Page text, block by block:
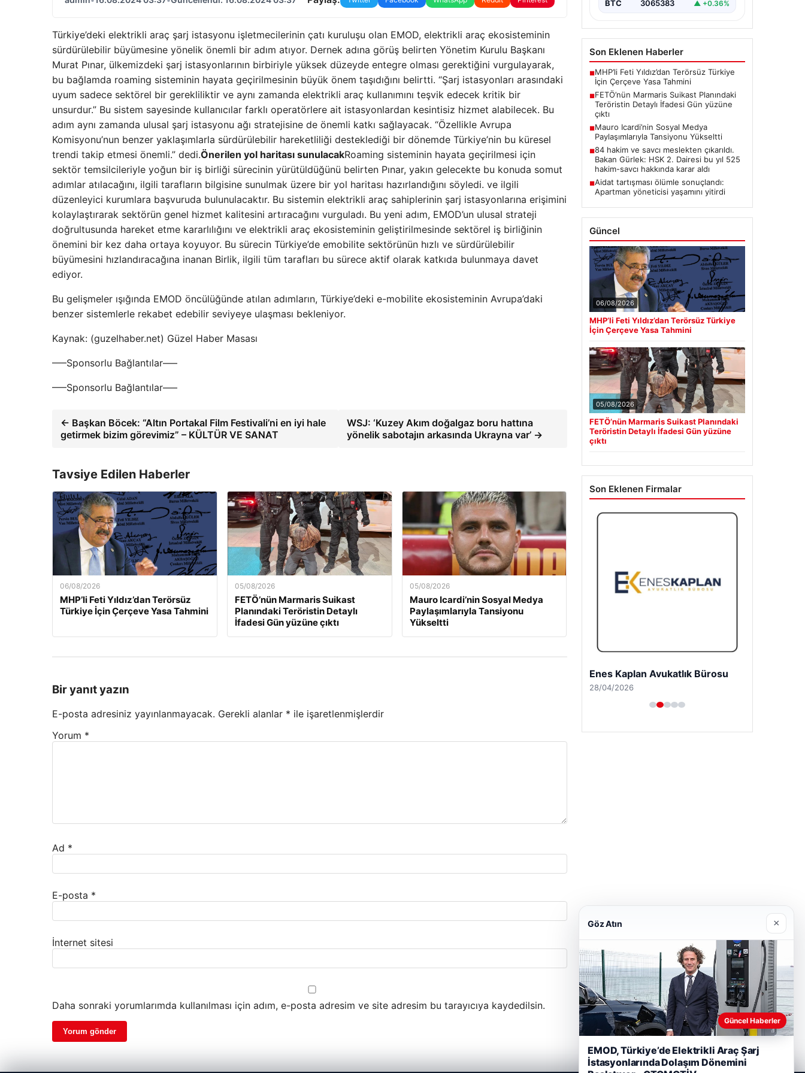
Türkiye’deki elektrikli araç şarj istasyonu işletmecilerinin çatı kuruluşu olan EMOD, elektrikli araç ekosisteminin
sürdürülebilir büyümesine yönelik önemli bir adım atıyor. Dernek adına görüş belirten Yönetim Kurulu Başkanı
Murat Pınar, ülkemizdeki şarj istasyonlarının birbiriyle yüksek düzeyde entegre olması gerektiğini vurgulayarak,
bu bağlamda roaming sisteminin hayata geçirilmesinin büyük önem taşıdığını belirtti. “Şarj istasyonları arasındaki
uyum sadece sektörel bir gerekliliktir ve aynı zamanda elektrikli araç kullanımını teşvik edecek kritik bir
unsurdur.” Bu sistem sayesinde kullanıcılar farklı operatörlere ait istasyonlardan kesintisiz hizmet alabilecek. Bu
adım aynı zamanda ulusal şarj istasyonu ağı stratejisine de önemli katkı sağlayacak. “Özellikle Avrupa
Komisyonu’nun benzer yaklaşımlarla sürdürülebilir hareketliliği desteklediği bir dönemde Türkiye’nin bu küresel
trendi takip etmesi önemli.” dedi.Önerilen yol haritası sunulacakRoaming sisteminin hayata geçirilmesi için
sektör temsilcileriyle yoğun bir iş birliği sürecinin yürütüldüğünü belirten Pınar, yakın gelecekte bu konuda somut
adımlar atılacağını, ilgili tarafların bilgisine sunulmak üzere bir yol haritası hazırlandığını söyledi. ve ilgili
düzenleyici kurumlara başvuruda bulunulacaktır. Bu sistemin elektrikli araç sahiplerinin şarj istasyonlarına erişimini
kolaylaştırarak sektörün genel hizmet kalitesini artıracağını vurguladı. Bu yeni adım, EMOD’un ulusal strateji
doğrultusunda hareket etme kararlılığını ve elektrikli araç ekosisteminin geliştirilmesinde sektörel iş birliğinin
önemini bir kez daha ortaya koyuyor. Bu sürecin Türkiye’de emobilite sektörünün hızlı ve sürdürülebilir
büyümesini hızlandıracağına inanan Birlik, ilgili tüm tarafları bu sürece aktif olarak katkıda bulunmaya davet
ediyor.
Bu gelişmeler ışığında EMOD öncülüğünde atılan adımların, Türkiye’deki e-mobilite ekosisteminin Avrupa’daki
benzer sistemlerle rekabet edebilir seviyeye ulaşması bekleniyor.
Kaynak: (guzelhaber.net) Güzel Haber Masası
—–Sponsorlu Bağlantılar—–
—–Sponsorlu Bağlantılar—–
← Başkan Böcek: “Altın Portakal Film Festivali’ni en iyi hale
getirmek bizim görevimiz” – KÜLTÜR VE SANAT
WSJ: ‘Kuzey Akım doğalgaz boru hattına
yönelik sabotajın arkasında Ukrayna var’ →
Tavsiye Edilen Haberler
06/08/2026
MHP’li Feti Yıldız’dan Terörsüz
Türkiye İçin Çerçeve Yasa Tahmini
05/08/2026
FETÖ’nün Marmaris Suikast
Planındaki Teröristin Detaylı
İfadesi Gün yüzüne çıktı
05/08/2026
Mauro Icardi’nin Sosyal Medya
Paylaşımlarıyla Tansiyonu
Yükseltti
Bir yanıt yazın
E-posta adresiniz yayınlanmayacak. Gerekli alanlar * ile işaretlenmişlerdir
Yorum *
Ad *
E-posta *
İnternet sitesi
Daha sonraki yorumlarımda kullanılması için adım, e-posta adresim ve site adresim bu tarayıcıya kaydedilsin.
BTC 3065383 ▲ +0.36%
Son Eklenen Haberler
■MHP’li Feti Yıldız’dan Terörsüz Türkiye
İçin Çerçeve Yasa Tahmini
■FETÖ’nün Marmaris Suikast Planındaki
Teröristin Detaylı İfadesi Gün yüzüne
çıktı
■Mauro Icardi’nin Sosyal Medya
Paylaşımlarıyla Tansiyonu Yükseltti
■84 hakim ve savcı meslekten çıkarıldı.
Bakan Gürlek: HSK 2. Dairesi bu yıl 525
hakim-savcı hakkında karar aldı
■Aidat tartışması ölümle sonuçlandı:
Apartman yöneticisi yaşamını yitirdi
Güncel
06/08/2026
MHP’li Feti Yıldız’dan Terörsüz Türkiye
İçin Çerçeve Yasa Tahmini
05/08/2026
FETÖ’nün Marmaris Suikast Planındaki
Teröristin Detaylı İfadesi Gün yüzüne
çıktı
Son Eklenen Firmalar
Enes Kaplan Avukatlık Bürosu
28/04/2026
Göz Atın ×
Güncel Haberler
EMOD, Türkiye’de Elektrikli Araç Şarj
İstasyonlarında Dolaşım Dönemini